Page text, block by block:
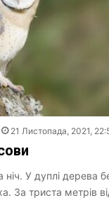
21 Листопада, 2021,
ніч. У дуплі дерева
За триста метрів